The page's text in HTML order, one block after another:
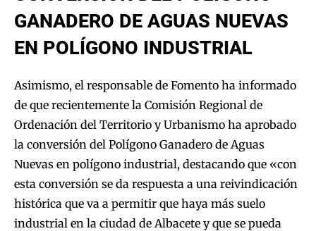
GANADERO DE AGUAS NUEVAS
EN POLÍGONO INDUSTRIAL
Asimismo, el responsable de Fomento ha informado
de que recientemente la Comisión Regional de
Ordenación del Territorio y Urbanismo ha aprobado
la conversión del Polígono Ganadero de Aguas
Nuevas en polígono industrial, destacando que «con
esta conversión se da respuesta a una reivindicación
histórica que va a permitir que haya más suelo
industrial en la ciudad de Albacete y que se pueda